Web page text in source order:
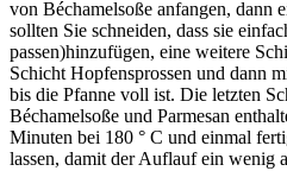
von Béchamelsoße anfangen, dann
sollten Sie schneiden, dass sie
passen)hinzufügen, eine weitere
Schicht Hopfensprossen und dann
bis die Pfanne voll ist. Die letzten
Béchamelsoße und Parmesan
Minuten bei 180 ° C und einmal
lassen, damit der Auflauf ein wenig